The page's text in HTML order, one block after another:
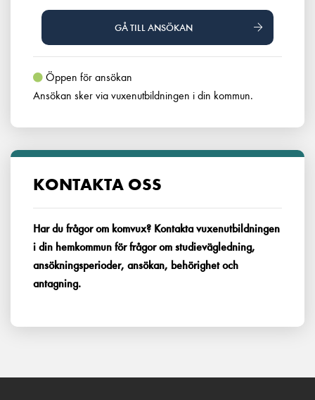
GÅ TILL ANSÖKAN
Öppen för ansökan
Ansökan sker via vuxenutbildningen i din kommun.
KONTAKTA OSS
Har du frågor om komvux? Kontakta vuxenutbildningen
i din hemkommun för frågor om studievägledning,
ansökningsperioder, ansökan, behörighet och
antagning.